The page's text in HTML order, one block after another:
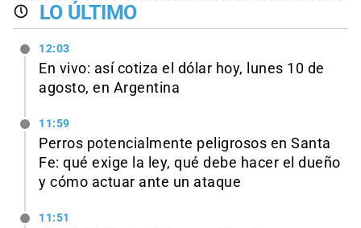
LO ÚLTIMO
12:03
En vivo: así cotiza el dólar hoy, lunes 10 de
agosto, en Argentina
11:59
Perros potencialmente peligrosos en Santa
Fe: qué exige la ley, qué debe hacer el dueño
y cómo actuar ante un ataque
11:51